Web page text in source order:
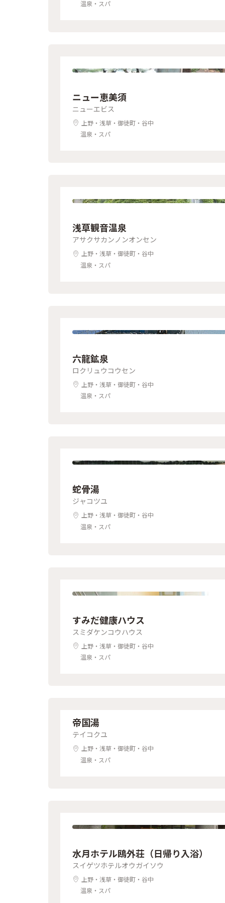
温泉・スパ
ニュー恵美須
ニューエビス
上野・浅草・御徒町・谷中
温泉・スパ
浅草観音温泉
アサクサカンノンオンセン
上野・浅草・御徒町・谷中
温泉・スパ
六龍鉱泉
ロクリュウコウセン
上野・浅草・御徒町・谷中
温泉・スパ
蛇骨湯
ジャコツユ
上野・浅草・御徒町・谷中
温泉・スパ
すみだ健康ハウス
スミダケンコウハウス
上野・浅草・御徒町・谷中
温泉・スパ
帝国湯
テイコクユ
上野・浅草・御徒町・谷中
温泉・スパ
水月ホテル鴎外荘（日帰り入浴）
スイゲツホテルオウガイソウ
上野・浅草・御徒町・谷中
温泉・スパ